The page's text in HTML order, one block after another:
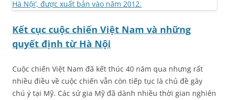
Kết cục cuộc chiến Việt Nam và những
quyết định từ Hà Nội
Cuộc chiến Việt Nam đã kết thúc 40 năm qua nhưng rất
nhiều điều về cuộc chiến vẫn còn tiếp tục là chủ đề gây
chú ý tại Mỹ. Các sử gia Mỹ đã dành nhiều thời gian nghiên